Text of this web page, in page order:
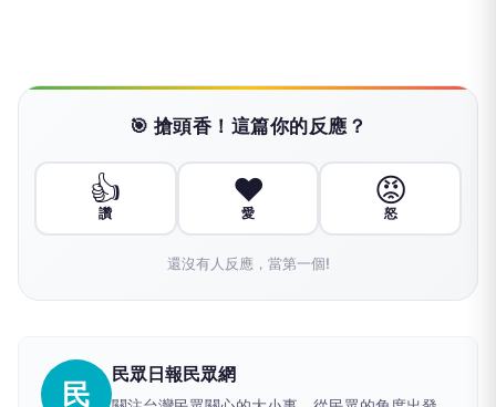
🎯 搶頭香！這篇你的反應？
👍
讚
❤️
愛
😡
怒
還沒有人反應，當第一個!
民
民眾日報民眾網